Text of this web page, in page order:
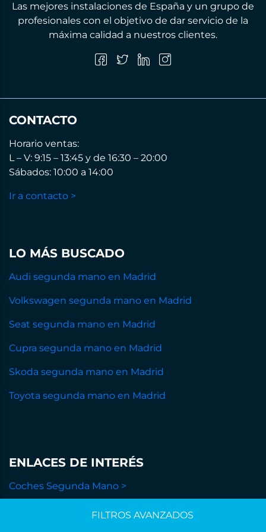
FILTROS AVANZADOS
Las mejores instalaciones de España y un grupo de
profesionales con el objetivo de dar servicio de la
máxima calidad a nuestros clientes.
CONTACTO
Horario ventas:
L – V: 9:15 – 13:45 y de 16:30 – 20:00
Sábados: 10:00 a 14:00
Ir a contacto >
LO MÁS BUSCADO
Audi segunda mano en Madrid
Volkswagen segunda mano en Madrid
Seat segunda mano en Madrid
Cupra segunda mano en Madrid
Skoda segunda mano en Madrid
Toyota segunda mano en Madrid
ENLACES DE INTERÉS
Coches Segunda Mano >